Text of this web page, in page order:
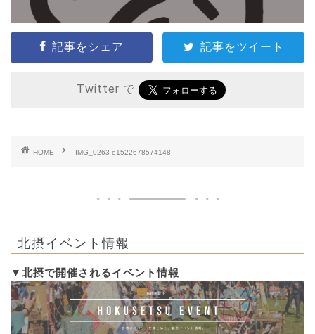
記事をシェア 記事をツイート
Twitter で
HOME IMG_0263-e1522678574148
北摂イベント情報
▼北摂で開催されるイベント情報